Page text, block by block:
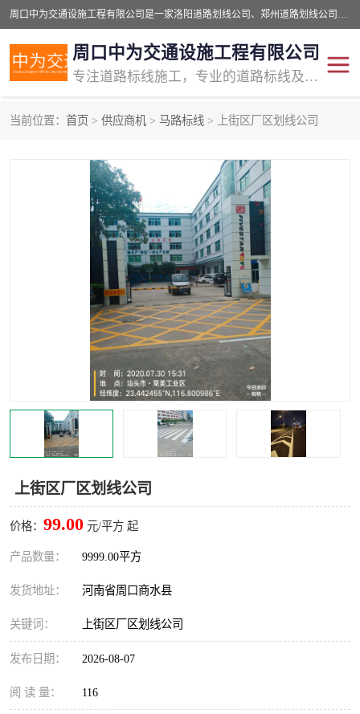
周口中为交通设施工程有限公司是一家洛阳道路划线公司、郑州道路划线公司、平顶山道路车位划线公司、开封车位划线公司、许昌道路车位划线公司、漯河道路车位划线公司，公司始终坚持“诚信、匠心、专注”的宗旨；我们的经营理念是：的服务。
周口中为交通设施工程有限公司
专注道路标线施工，专业的道路标线及交通设施施工服务商!
当前位置： 首页 > 供应商机 > 马路标线 > 上街区厂区划线公司
上街区厂区划线公司
价格： 99.00 元/平方 起
产品数量： 9999.00平方
发货地址： 河南省周口商水县
关键词： 上街区厂区划线公司
发布日期： 2026-08-07
阅 读 量： 116
道路标线划线 马路标线
道路划线